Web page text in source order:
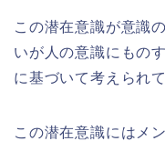
この潜在意識が意識
いが人の意識にもの
に基づいて考えられ
この潜在意識にはメ